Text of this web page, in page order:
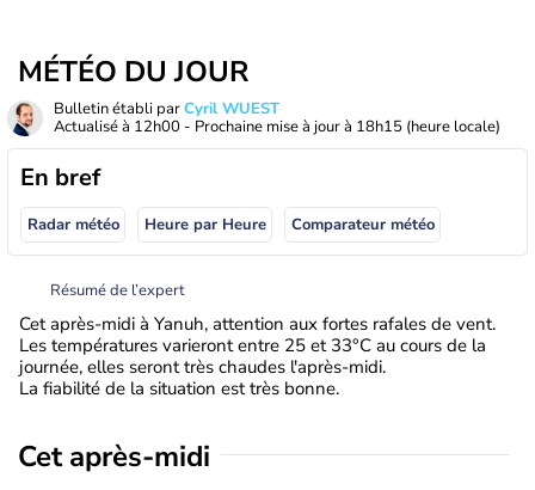
MÉTÉO DU JOUR
Bulletin établi parCyril WUEST
Actualisé à 12h00 - Prochaine mise à jour à 18h15 (heure locale)
En bref
Radar météo Heure par Heure Comparateur météo
Résumé de l’expert
Cet après-midi à Yanuh, attention aux fortes rafales de vent.
Les températures varieront entre 25 et 33°C au cours de la
journée, elles seront très chaudes l'après-midi.
La fiabilité de la situation est très bonne.
Cet après-midi